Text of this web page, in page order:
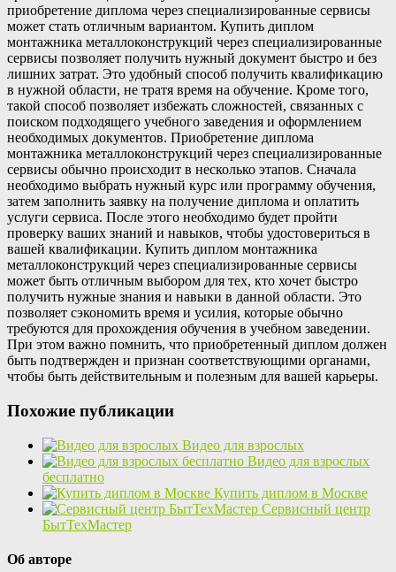
приобретение диплома через специализированные сервисы
может стать отличным вариантом. Купить диплом
монтажника металлоконструкций через специализированные
сервисы позволяет получить нужный документ быстро и без
лишних затрат. Это удобный способ получить квалификацию
в нужной области, не тратя время на обучение. Кроме того,
такой способ позволяет избежать сложностей, связанных с
поиском подходящего учебного заведения и оформлением
необходимых документов. Приобретение диплома
монтажника металлоконструкций через специализированные
сервисы обычно происходит в несколько этапов. Сначала
необходимо выбрать нужный курс или программу обучения,
затем заполнить заявку на получение диплома и оплатить
услуги сервиса. После этого необходимо будет пройти
проверку ваших знаний и навыков, чтобы удостовериться в
вашей квалификации. Купить диплом монтажника
металлоконструкций через специализированные сервисы
может быть отличным выбором для тех, кто хочет быстро
получить нужные знания и навыки в данной области. Это
позволяет сэкономить время и усилия, которые обычно
требуются для прохождения обучения в учебном заведении.
При этом важно помнить, что приобретенный диплом должен
быть подтвержден и признан соответствующими органами,
чтобы быть действительным и полезным для вашей карьеры.
Похожие публикации
Видео для взрослых
Видео для взрослых
бесплатно
Купить диплом в Москве
Сервисный центр
БытТехМастер
Об авторе